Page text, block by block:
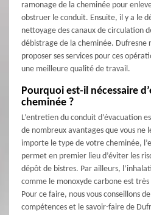
ramonage de la cheminée pour
obstruer le conduit. Ensuite, il y a le
nettoyage des canaux de circulation
débistrage de la cheminée. Dufresne
proposer ses services pour ces
une meilleure qualité de travail.
Pourquoi est-il nécessaire
cheminée ?
L’entretien du conduit d’évacuation
de nombreux avantages que vous ne
importe le type de votre cheminée,
permet en premier lieu d’éviter les
dépôt de bistres. Par ailleurs,
comme le monoxyde carbone est
Pour ce faire, nous vous conseillons
compétences et le savoir-faire de